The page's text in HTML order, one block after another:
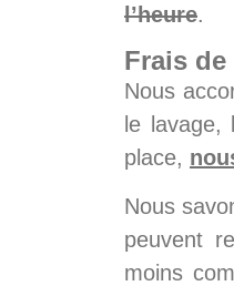
l’heure.
Frais
Nous
le lavage,
place,
Nous
peuvent
moins